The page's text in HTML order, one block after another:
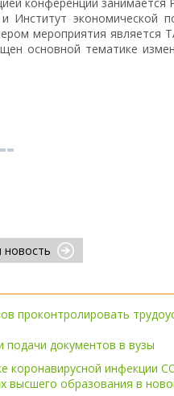
Институт экономической
мероприятия является
основной тематике
проконтролировать
подачи документов в вузы
коронавирусной инфекции
высшего образования в